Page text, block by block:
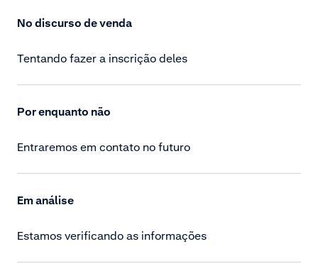
No discurso de venda
Tentando fazer a inscrição deles
Por enquanto não
Entraremos em contato no futuro
Em análise
Estamos verificando as informações